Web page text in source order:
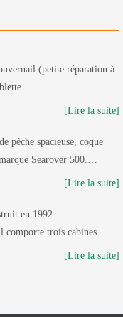
(petite réparation à
[Lire la suite]
pêche spacieuse, coque
Searover 500.…
[Lire la suite]
en 1992.
comporte trois cabines…
[Lire la suite]